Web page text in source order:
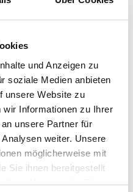
und Anzeigen zu
soziale Medien anbieten
unsere Website zu
wir Informationen zu Ihrer
unsere Partner für
weiter. Unsere
möglicherweise mit
Sie ihnen bereitgestellt
Ihrer Nutzung der Dienste